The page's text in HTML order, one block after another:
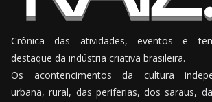
Crônica das atividades, eventos e
destaque da indústria criativa brasileira.
Os acontencimentos da cultura
urbana, rural, das periferias, dos saraus,